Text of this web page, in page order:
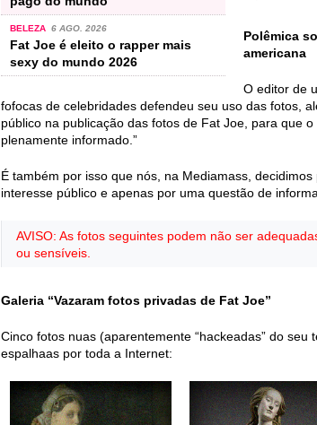
BELEZA 6 AGO. 2026
Fat Joe é eleito o rapper mais
sexy do mundo 2026
Polêmica
americana
O editor de
fofocas de celebridades defendeu seu uso das fotos,
público na publicação das fotos de Fat Joe, para que
plenamente informado.”
É também por isso que nós, na Mediamass, decidimos
interesse público e apenas por uma questão de
AVISO: As fotos seguintes podem não ser
ou sensíveis.
Galeria “Vazaram fotos privadas de Fat Joe”
Cinco fotos nuas (aparentemente “hackeadas” do seu
espalhaas por toda a Internet: